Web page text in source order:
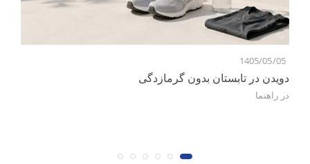
1405/05/05
دویدن در تابستان بدون گرمازدگی
در راهنما